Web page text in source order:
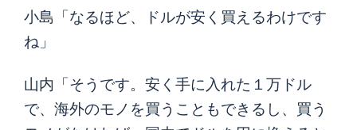
小島「なるほど、ドルが安く買えるわけです
ね」
山内「そうです。安く手に入れた１万ドル
で、海外のモノを買うこともできるし、買う